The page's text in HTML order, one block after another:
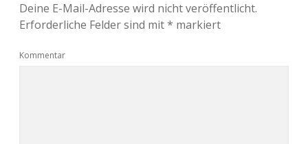
Deine E-Mail-Adresse wird nicht veröffentlicht.
Erforderliche Felder sind mit* markiert
Kommentar